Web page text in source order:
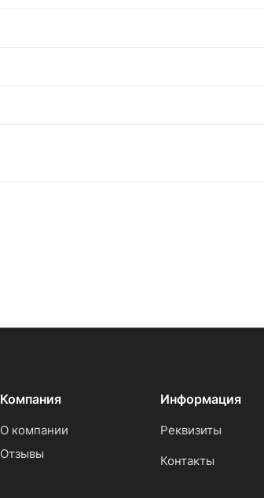
Компания
О компании
Отзывы
Информация
Реквизиты
Контакты